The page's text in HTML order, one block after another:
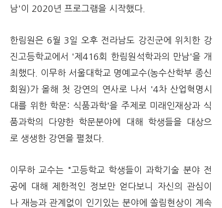
남'이 2020년 프로그램을 시작했다.
한림원은 6월 3일 오후 전라남도 강진군에 위치한 강
진고등학교에서 '제416회 한림원석학과의 만남'을 개
최했다. 이무하 서울대학교 명예교수(농수산학부 종신
회원)가 올해 첫 강연의 연사로 나서 '4차 산업혁명시
대를 위한 학문: 식품과학'을 주제로 미래인재상과 식
품과학의 다양한 학문분야에 대해 학생들을 대상으
로 생생한 강연을 펼쳤다.
이무하 교수는 "고등학교 학생들이 과학기술 분야 전
공에 대해 제한적인 정보만 얻다보니 자신의 관심이
나 재능과 관계없이 인기있는 분야에 쏠림현상이 계속